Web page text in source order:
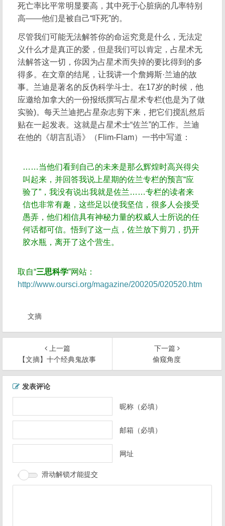
死亡率比平常明显要高，其中死于心脏病的几率特别
高——他们是被自己“吓死”的。
尽管我们可能无法解答你的命运究竟是什么，无法定
义什么才是真正的爱，但是我们可以肯定，占星术无
法解答这一切，你因为占星术而失掉的要比得到的多
得多。在文章的结尾，让我讲一个詹姆斯·兰迪的故
事。兰迪是著名的反伪科学斗士。在17岁的时候，他
应邀给加拿大的一份报纸撰写占星术专栏(也是为了做
实验)。每天兰迪把占星杂志剪下来，把它们搅乱然后
贴在一起发表。这就是占星术士“佐兰”的工作。兰迪
在他的《胡言乱语》（Flim-Flam）一书中写道：
……当他们看到自己的未来是那么辉煌时高兴得尖
叫起来，并回答我说上星期的佐兰专栏的预言“应
验了”，我没有说出我就是佐兰……专栏的读者来
信也非常有趣，这些足以使我坚信，很多人会接受
愚弄，他们相信具有神秘力量的权威人士所说的任
何话都可信。悟到了这一点，佐兰放下剪刀，扔开
胶水瓶，离开了这个营生。
取自“三思科学”网站：
http://www.oursci.org/magazine/200205/020520.htm
文摘
上一篇
【文摘】十个经典鬼故事
下一篇
偷窥角度
发表评论
昵称（必填）
邮箱（必填）
网址
滑动解锁才能提交